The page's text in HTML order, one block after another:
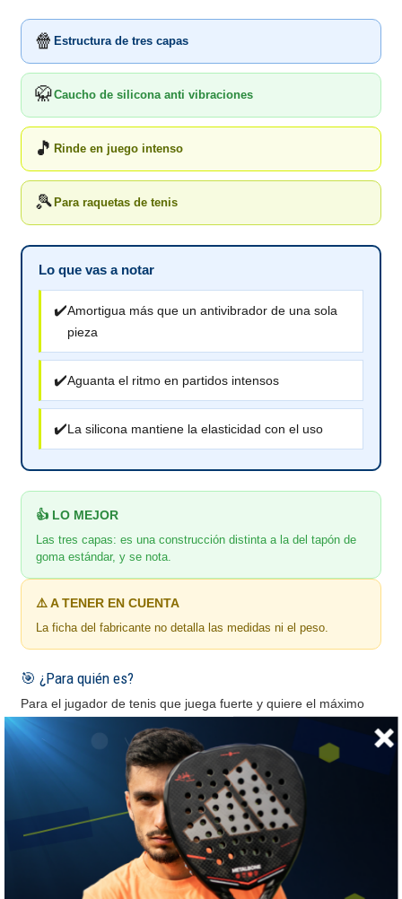
🍿Estructura de tres capas
🥋Caucho de silicona anti vibraciones
🎵Rinde en juego intenso
🎾Para raquetas de tenis
Lo que vas a notar
✔️Amortigua más que un antivibrador de una sola
pieza
✔️Aguanta el ritmo en partidos intensos
✔️La silicona mantiene la elasticidad con el uso
👍 LO MEJOR
Las tres capas: es una construcción distinta a la del tapón de
goma estándar, y se nota.
⚠️ A TENER EN CUENTA
La ficha del fabricante no detalla las medidas ni el peso.
🎯 ¿Para quién es?
Para el jugador de tenis que juega fuerte y quiere el máximo
de amortiguación del cordaje.
🎵 Qué hace y qué no hace un antivibrador
Filtra la vibración del cordaje,no el impacto en el
brazo . Vale la pena tener clara la diferencia.
Lo que sí hace
Corta el zumbido del cordaje después del golpe y cambia